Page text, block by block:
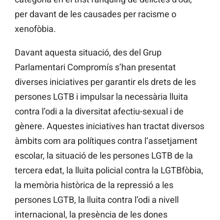
per davant de les causades per racisme o
xenofòbia.
Davant aquesta situació, des del Grup
Parlamentari Compromís s’han presentat
diverses iniciatives per garantir els drets de les
persones LGTB i impulsar la necessària lluita
contra l’odi a la diversitat afectiu-sexual i de
gènere. Aquestes iniciatives han tractat diversos
àmbits com ara polítiques contra l’assetjament
escolar, la situació de les persones LGTB de la
tercera edat, la lluita policial contra la LGTBfòbia,
la memòria històrica de la repressió a les
persones LGTB, la lluita contra l’odi a nivell
internacional, la presència de les dones